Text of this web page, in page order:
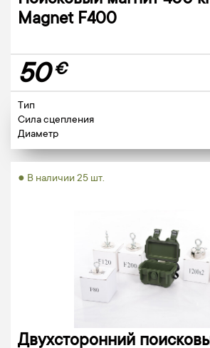
Magnet F400
50€
Тип
Сила сцепления
Диаметр
● В наличии 25 шт.
Двухсторонний